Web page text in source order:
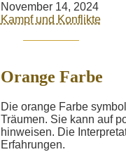
November 14, 2024
Kampf und Konflikte
Orange Farbe
Die orange Farbe
Träumen. Sie kann auf
hinweisen. Die
Erfahrungen.